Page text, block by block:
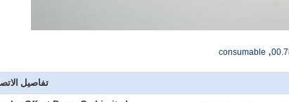
,
consumable
تفاصيل